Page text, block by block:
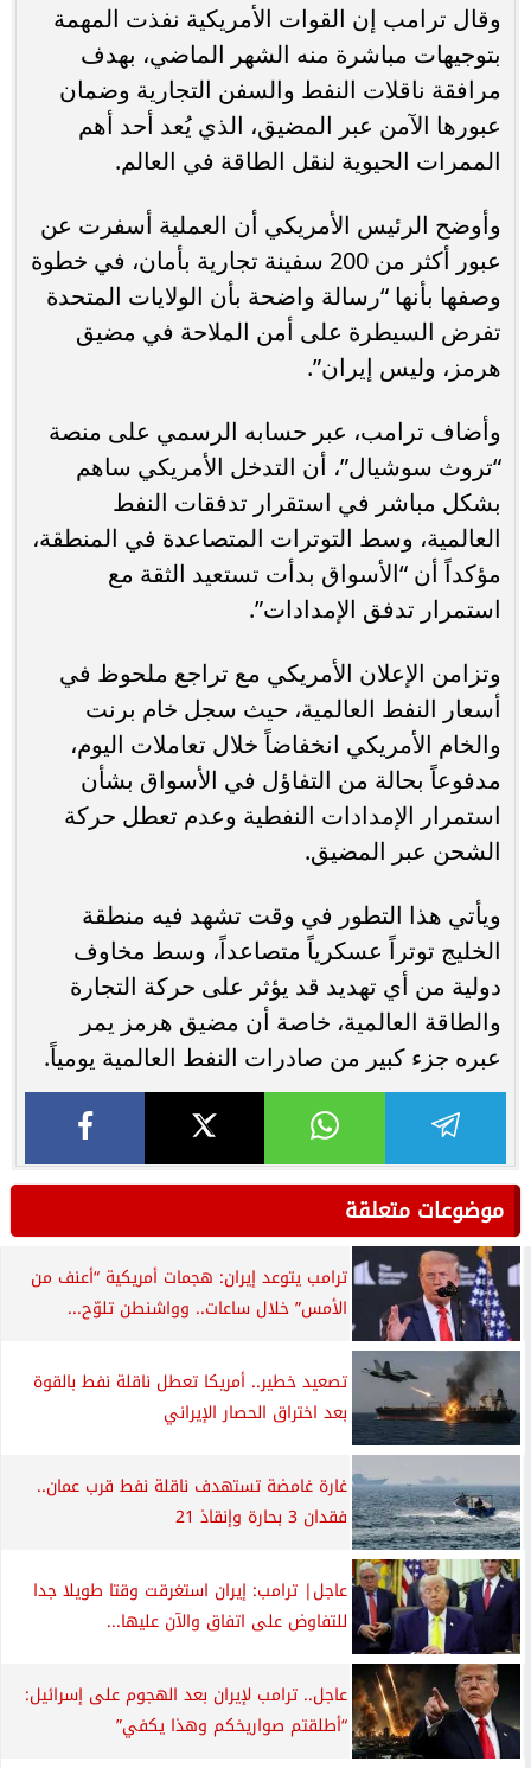
وقال ترامب إن القوات الأمريكية نفذت المهمة
بتوجيهات مباشرة منه الشهر الماضي، بهدف
مرافقة ناقلات النفط والسفن التجارية وضمان
عبورها الآمن عبر المضيق، الذي يُعد أحد أهم
الممرات الحيوية لنقل الطاقة في العالم.
وأوضح الرئيس الأمريكي أن العملية أسفرت عن
عبور أكثر من 200 سفينة تجارية بأمان، في خطوة
وصفها بأنها “رسالة واضحة بأن الولايات المتحدة
تفرض السيطرة على أمن الملاحة في مضيق
هرمز، وليس إيران”.
وأضاف ترامب، عبر حسابه الرسمي على منصة
“تروث سوشيال”، أن التدخل الأمريكي ساهم
بشكل مباشر في استقرار تدفقات النفط
العالمية، وسط التوترات المتصاعدة في المنطقة،
مؤكداً أن “الأسواق بدأت تستعيد الثقة مع
استمرار تدفق الإمدادات”.
وتزامن الإعلان الأمريكي مع تراجع ملحوظ في
أسعار النفط العالمية، حيث سجل خام برنت
والخام الأمريكي انخفاضاً خلال تعاملات اليوم،
مدفوعاً بحالة من التفاؤل في الأسواق بشأن
استمرار الإمدادات النفطية وعدم تعطل حركة
الشحن عبر المضيق.
ويأتي هذا التطور في وقت تشهد فيه منطقة
الخليج توتراً عسكرياً متصاعداً، وسط مخاوف
دولية من أي تهديد قد يؤثر على حركة التجارة
والطاقة العالمية، خاصة أن مضيق هرمز يمر
عبره جزء كبير من صادرات النفط العالمية يومياً.
موضوعات متعلقة
ترامب يتوعد إيران: هجمات أمريكية “أعنف من
الأمس” خلال ساعات.. وواشنطن تلوّح...
تصعيد خطير.. أمريكا تعطل ناقلة نفط بالقوة
بعد اختراق الحصار الإيراني
غارة غامضة تستهدف ناقلة نفط قرب عمان..
فقدان 3 بحارة وإنقاذ 21
عاجل| ترامب: إيران استغرقت وقتا طويلا جدا
للتفاوض على اتفاق والآن عليها...
عاجل.. ترامب لإيران بعد الهجوم على إسرائيل:
“أطلقتم صواريخكم وهذا يكفي”